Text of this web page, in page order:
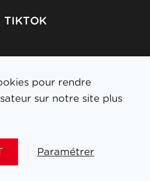
TIKTOK
à la newsletter
pour rendre
sur notre site plus
Paramétrer